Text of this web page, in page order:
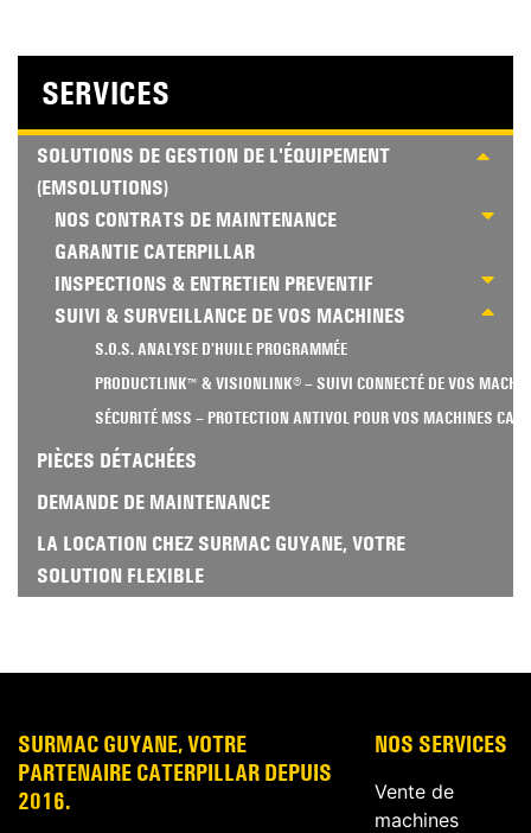
SERVICES
SOLUTIONS DE GESTION DE L'ÉQUIPEMENT
(EMSOLUTIONS)
NOS CONTRATS DE MAINTENANCE
GARANTIE CATERPILLAR
INSPECTIONS & ENTRETIEN PREVENTIF
SUIVI & SURVEILLANCE DE VOS MACHINES
S.O.S. ANALYSE D'HUILE PROGRAMMÉE
PRODUCTLINK™ & VISIONLINK® – SUIVI CONNECTÉ DE VOS
SÉCURITÉ MSS – PROTECTION ANTIVOL POUR VOS MACHINES
PIÈCES DÉTACHÉES
DEMANDE DE MAINTENANCE
LA LOCATION CHEZ SURMAC GUYANE, VOTRE
SOLUTION FLEXIBLE
SURMAC GUYANE, VOTRE
PARTENAIRE CATERPILLAR DEPUIS
2016.
NOS SERVICES
Vente de
machines